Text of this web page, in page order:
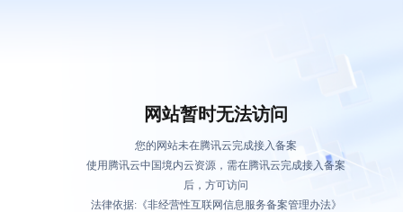
网站暂时无法访问
您的网站未在腾讯云完成接入备案
使用腾讯云中国境内云资源，需在腾讯云完成接入备案
后，方可访问
法律依据:《非经营性互联网信息服务备案管理办法》